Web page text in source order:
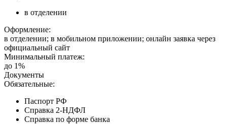
в отделении
Оформление:
в отделении; в мобильном приложении; онлайн заявка через
официальный сайт
Минимальный платеж:
до 1%
Документы
Обязательные:
Паспорт РФ
Справка 2-НДФЛ
Справка по форме банка